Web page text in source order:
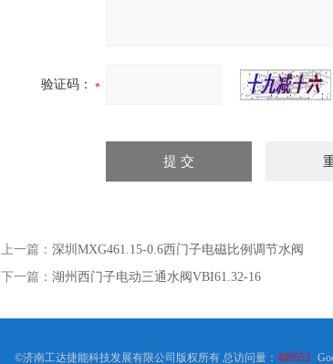
验证码：
上一篇： 深圳MXG461.15-0.6西门子电磁比例调节水阀
下一篇： 湖州西门子电动三通水阀VBI61.32-16
©济南工达捷能科技发展有限公司版权所有 总访问量： 489553